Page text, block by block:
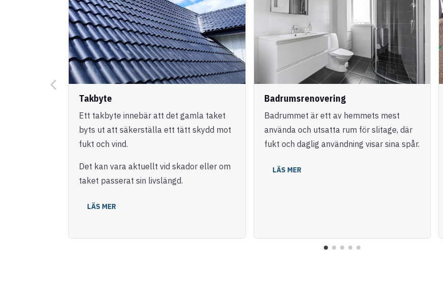
Takbyte
Ett takbyte innebär att det gamla taket
byts ut att säkerställa ett tätt skydd mot
fukt och vind.
Det kan vara aktuellt vid skador eller om
taket passerat sin livslängd.
LÄS MER
Badrumsrenovering
Badrummet är ett av hemmets mest
använda och utsatta rum för slitage, där
fukt och daglig användning visar sina spår.
LÄS MER